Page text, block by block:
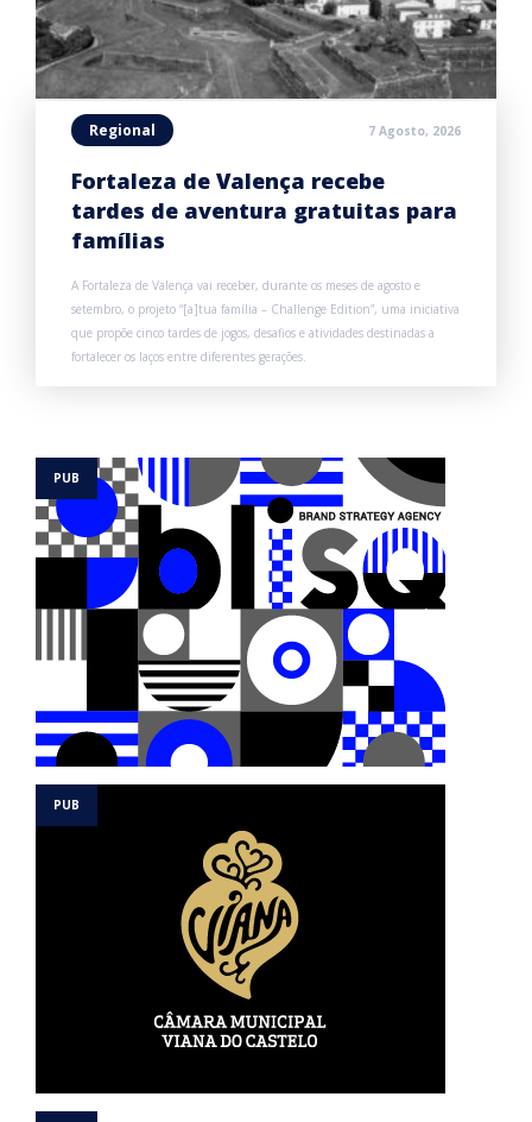
Regional 7 Agosto, 2026
Fortaleza de Valença recebe
tardes de aventura gratuitas para
famílias
A Fortaleza de Valença vai receber, durante os meses de agosto e
setembro, o projeto “[a]tua família – Challenge Edition”, uma iniciativa
que propõe cinco tardes de jogos, desafios e atividades destinadas a
fortalecer os laços entre diferentes gerações.